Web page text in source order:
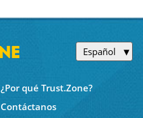
Español
¿Por qué Trust.Zone?
Contáctanos